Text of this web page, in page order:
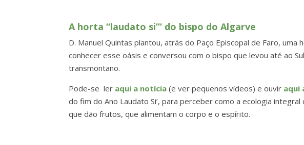
A horta “laudato si’” do bispo do Algarve
D. Manuel Quintas plantou, atrás do Paço Episcopal de Faro, uma
conhecer esse oásis e conversou com o bispo que levou até ao
transmontano.
Pode-se ler aqui a notícia (e ver pequenos vídeos) e ouvir aqui
do fim do Ano Laudato Si’, para perceber como a ecologia
que dão frutos, que alimentam o corpo e o espírito.